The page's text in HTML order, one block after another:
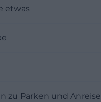
etwas
zu Parken und Anreise